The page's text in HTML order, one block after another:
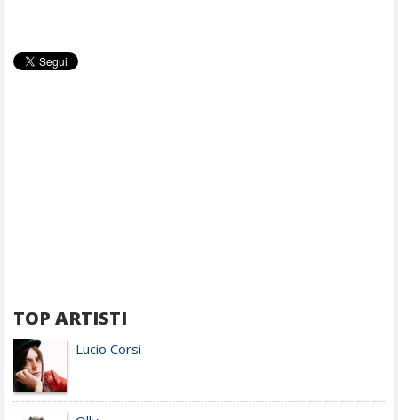
TOP ARTISTI
Lucio Corsi